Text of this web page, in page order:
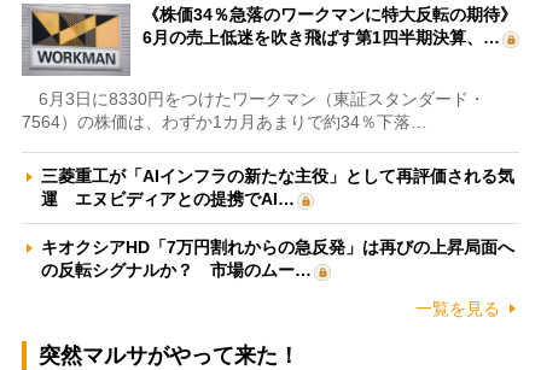
《株価34％急落のワークマンに特大反転の期待》
6月の売上低迷を吹き飛ばす第1四半期決算、…
6月3日に8330円をつけたワークマン（東証スタンダード・
7564）の株価は、わずか1カ月あまりで約34％下落…
三菱重工が「AIインフラの新たな主役」として再評価される気
運 エヌビディアとの提携でAI…
キオクシアHD「7万円割れからの急反発」は再びの上昇局面へ
の反転シグナルか？ 市場のムー…
一覧を見る
突然マルサがやって来た！